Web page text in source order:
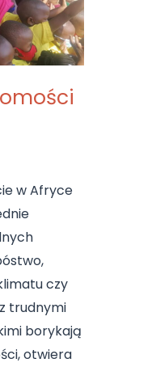
w Afryce
czy
trudnymi
borykają
otwiera